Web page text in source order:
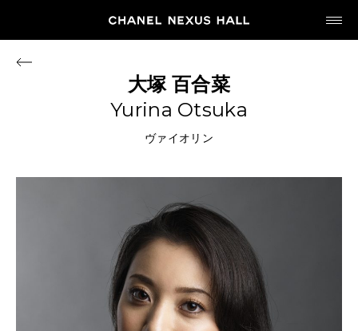
MY CHANEL NEXUS
PROGRAM
2026
ARCHIVE
大塚 百合菜
Yurina Otsuka
ヴァイオリン